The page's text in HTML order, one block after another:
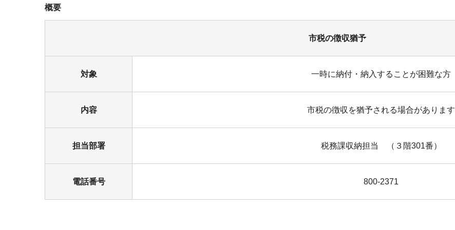
概要
市税の徴収猶予
対象 一時に納付・納入することが困難な方
内容 市税の徴収を猶予される場合があります
担当部署 税務課収納担当 （３階301番）
電話番号 800-2371